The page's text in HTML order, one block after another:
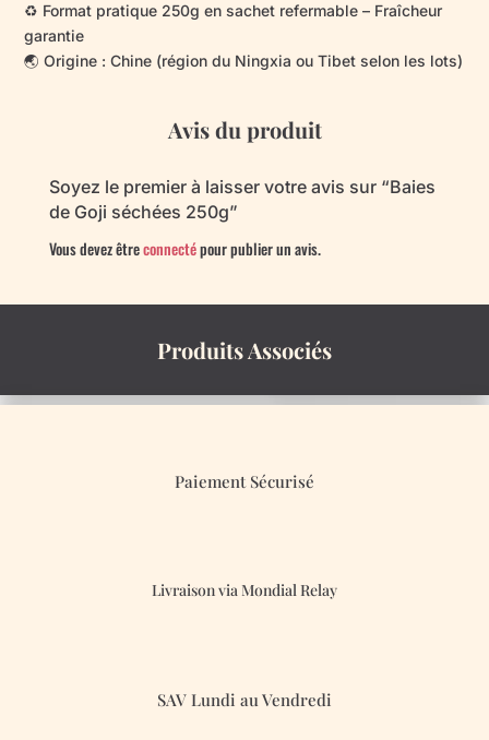
♻️ Format pratique 250g en sachet refermable – Fraîcheur
garantie
🌏 Origine : Chine (région du Ningxia ou Tibet selon les lots)
Avis du produit
Soyez le premier à laisser votre avis sur “Baies
de Goji séchées 250g”
Vous devez êtreconnectépour publier un avis.
Produits Associés
Paiement Sécurisé
Livraison via Mondial Relay
SAV Lundi au Vendredi